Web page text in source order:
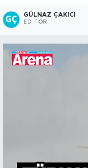
GÜLNAZ ÇAKICI
EDITÖR